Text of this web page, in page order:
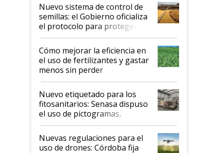
Nuevo sistema de control de
semillas: el Gobierno oficializa
el protocolo para proteger la
propiedad intelectual
Cómo mejorar la eficiencia en
el uso de fertilizantes y gastar
menos sin perder
productividad en la campaña
fina
Nuevo etiquetado para los
fitosanitarios: Senasa dispuso
el uso de pictogramas,
palabras de advertencia e
indicaciones
Nuevas regulaciones para el
uso de drones: Córdoba fija